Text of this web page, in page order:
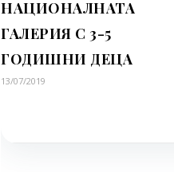
НАЦИОНАЛНАТА
ГАЛЕРИЯ С 3-5
ГОДИШНИ ДЕЦА
13/07/2019